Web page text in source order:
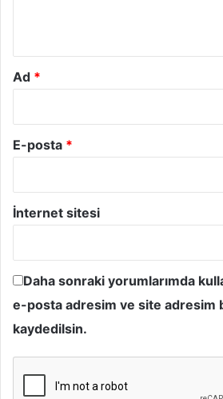
Ad *
E-posta *
İnternet sitesi
Daha sonraki yorumlarımda
e-posta adresim ve site adresim
kaydedilsin.